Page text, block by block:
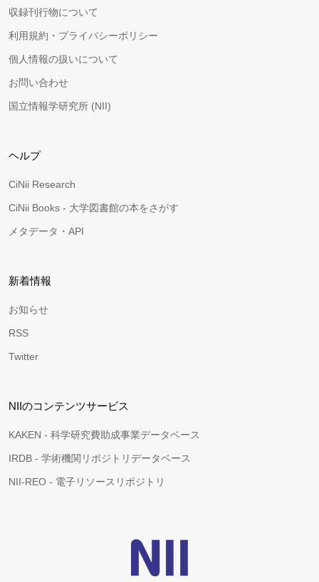
収録刊行物について
利用規約・プライバシーポリシー
個人情報の扱いについて
お問い合わせ
国立情報学研究所 (NII)
ヘルプ
CiNii Research
CiNii Books - 大学図書館の本をさがす
メタデータ・API
新着情報
お知らせ
RSS
Twitter
NIIのコンテンツサービス
KAKEN - 科学研究費助成事業データベース
IRDB - 学術機関リポジトリデータベース
NII-REO - 電子リソースリポジトリ